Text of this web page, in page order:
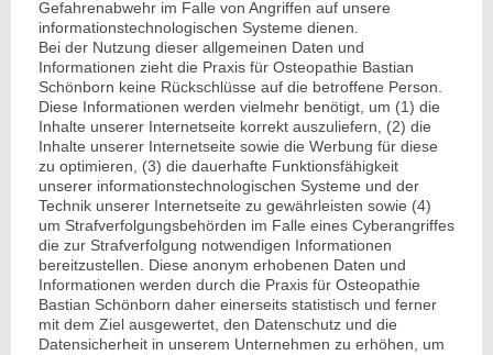
Gefahrenabwehr im Falle von Angriffen auf unsere
informationstechnologischen Systeme dienen.
Bei der Nutzung dieser allgemeinen Daten und
Informationen zieht die Praxis für Osteopathie Bastian
Schönborn keine Rückschlüsse auf die betroffene Person.
Diese Informationen werden vielmehr benötigt, um (1) die
Inhalte unserer Internetseite korrekt auszuliefern, (2) die
Inhalte unserer Internetseite sowie die Werbung für diese
zu optimieren, (3) die dauerhafte Funktionsfähigkeit
unserer informationstechnologischen Systeme und der
Technik unserer Internetseite zu gewährleisten sowie (4)
um Strafverfolgungsbehörden im Falle eines Cyberangriffes
die zur Strafverfolgung notwendigen Informationen
bereitzustellen. Diese anonym erhobenen Daten und
Informationen werden durch die Praxis für Osteopathie
Bastian Schönborn daher einerseits statistisch und ferner
mit dem Ziel ausgewertet, den Datenschutz und die
Datensicherheit in unserem Unternehmen zu erhöhen, um